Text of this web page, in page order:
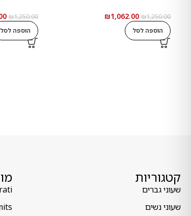
₪1,250.00
₪1,062.00
הוספה לסל
₪1,250.00
הוספה לסל
קטגוריות
שעוני גברים
שעוני נשים